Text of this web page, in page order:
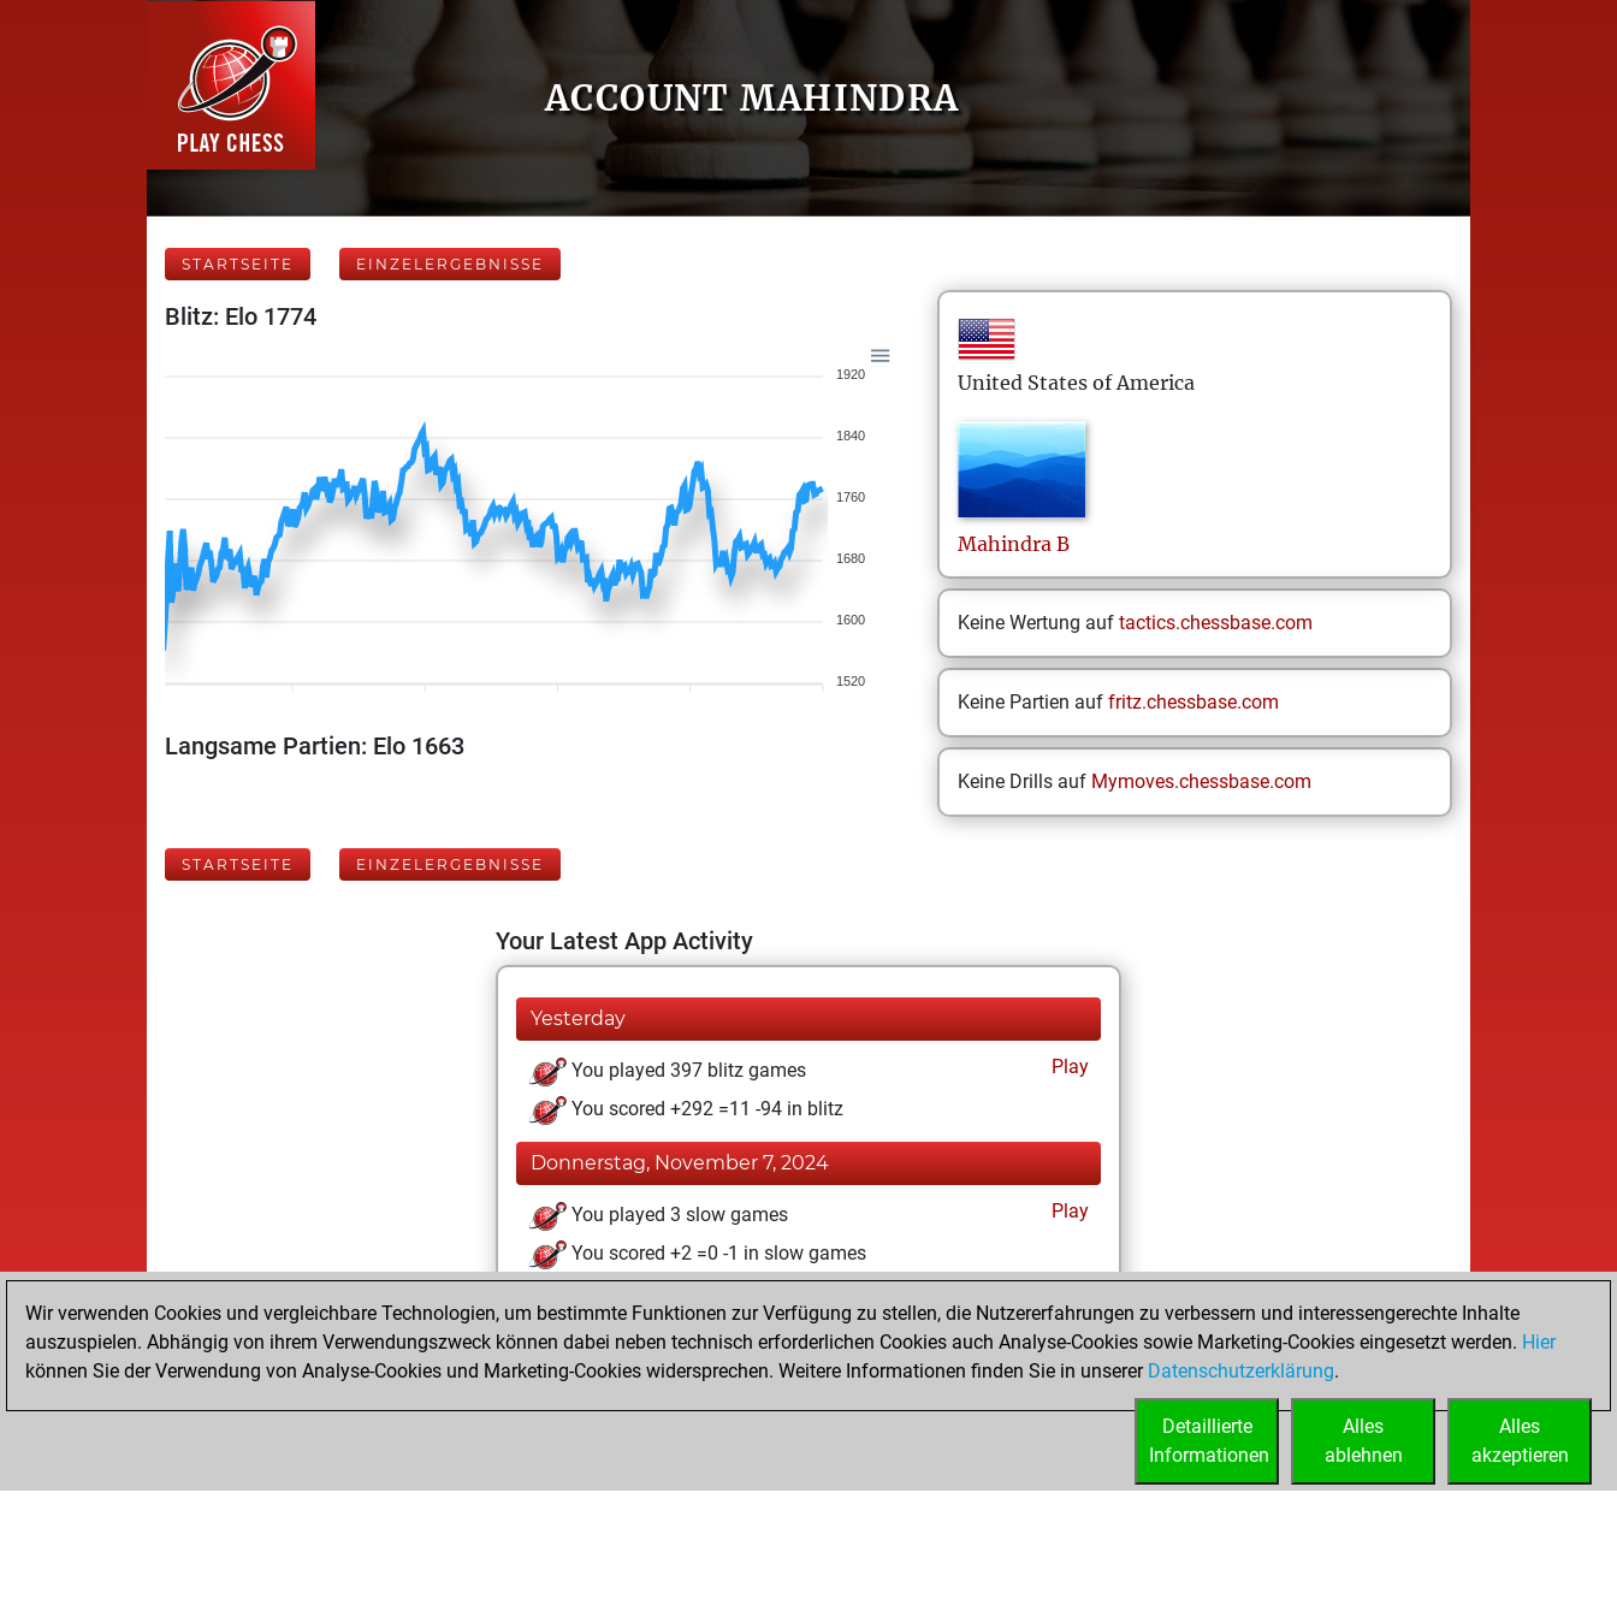
ACCOUNT MAHINDRA
STARTSEITE EINZELERGEBNISSE
Blitz: Elo 1774
1920
1840
1760
1680
1600
1520
Langsame Partien: Elo 1663
United States of America
Mahindra B
Keine Wertung auf tactics.chessbase.com
Keine Partien auf fritz.chessbase.com
Keine Drills auf Mymoves.chessbase.com
STARTSEITE EINZELERGEBNISSE
Your Latest App Activity
Yesterday
You played 397 blitz games
Play
You scored +292 =11 -94 in blitz
Donnerstag, November 7, 2024
You played 3 slow games
Play
You scored +2 =0 -1 in slow games
Wir verwenden Cookies und vergleichbare Technologien, um bestimmte Funktionen zur Verfügung zu stellen, die Nutzererfahrungen zu verbessern und interessengerechte Inhalte
auszuspielen. Abhängig von ihrem Verwendungszweck können dabei neben technisch erforderlichen Cookies auch Analyse-Cookies sowie Marketing-Cookies eingesetzt werden. Hier
können Sie der Verwendung von Analyse-Cookies und Marketing-Cookies widersprechen. Weitere Informationen finden Sie in unserer Datenschutzerklärung.
Alles
akzeptieren
Alles
ablehnen
Detaillierte
Informationen